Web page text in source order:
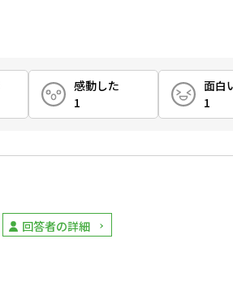
感動した
1
面白
1
回答者の詳細